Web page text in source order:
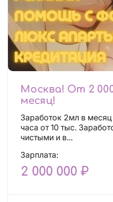
Москва! От 2
месяц!
Заработок 2мл в месяц Условия: Стоимость
часа от 10 тыс. Заработок в день от 40 тыс
чистыми и в...
Зарплата:
2 000 000 ₽